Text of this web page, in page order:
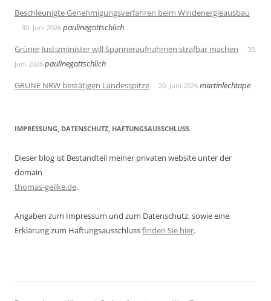
Beschleunigte Genehmigungsverfahren beim Windenergieausbau
30. Juni 2026 paulinegottschlich
Grüner Justizminister will Spanneraufnahmen strafbar machen
30.
Juni 2026 paulinegottschlich
GRÜNE NRW bestätigen Landesspitze
20. Juni 2026 martinlechtape
IMPRESSUNG, DATENSCHUTZ, HAFTUNGSAUSSCHLUSS
Dieser blog ist Bestandteil meiner privaten website unter der
domain
thomas-geilke.de.
Angaben zum Impressum und zum Datenschutz, sowie eine
Erklärung zum Haftungsausschlussfinden Sie hier.